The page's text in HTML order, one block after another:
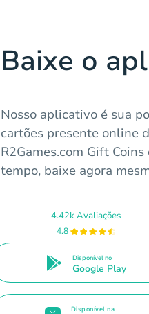
Baixe o
Nosso aplicativo é sua
cartões presente online
R2Games.com Gift
tempo, baixe agora
4.42k Avaliações
4.8
Disponível no
Google Play
Disponível na